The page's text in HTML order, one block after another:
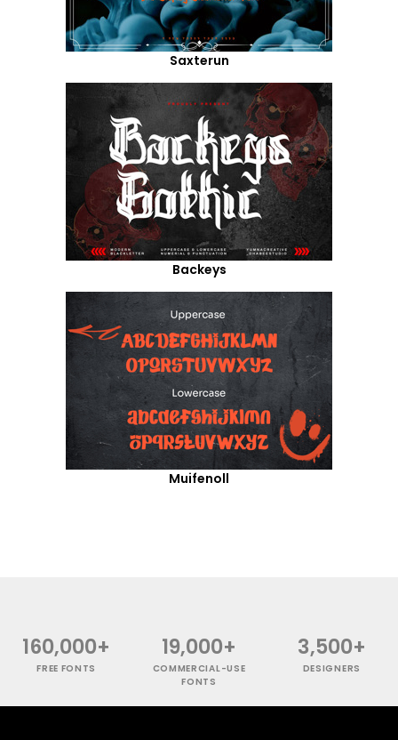
Saxterun
Backeys
Muifenoll
160,000+
FREE FONTS
19,000+
COMMERCIAL-USE
FONTS
3,500+
DESIGNERS